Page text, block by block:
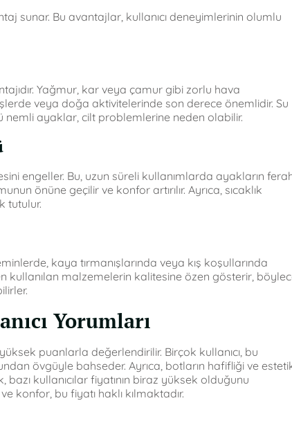
sunar. Bu avantajlar, kullanıcı deneyimlerinin olumlu
Yağmur, kar veya çamur gibi zorlu hava
veya doğa aktivitelerinde son derece önemlidir. Su
nemli ayaklar, cilt problemlerine neden olabilir.
engeller. Bu, uzun süreli kullanımlarda ayakların
önüne geçilir ve konfor artırılır. Ayrıca, sıcaklık
tutulur.
kaya tırmanışlarında veya kış koşullarında
kullanılan malzemelerin kalitesine özen gösterir,
Yorumları
puanlarla değerlendirilir. Birçok kullanıcı, bu
övgüyle bahseder. Ayrıca, botların hafifliği ve
kullanıcılar fiyatının biraz yüksek olduğunu
konfor, bu fiyatı haklı kılmaktadır.